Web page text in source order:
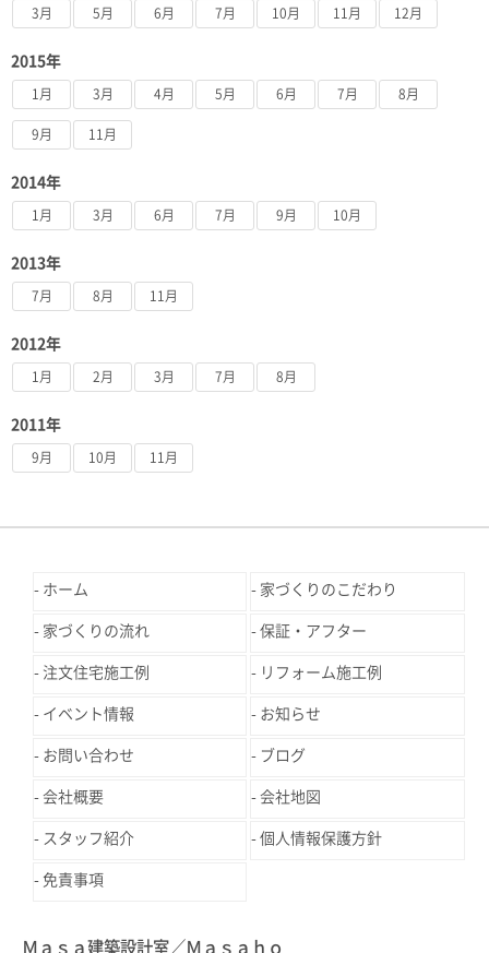
3月 5月 6月 7月 10月 11月 12月
2015年
1月 3月 4月 5月 6月 7月 8月
9月 11月
2014年
1月 3月 6月 7月 9月 10月
2013年
7月 8月 11月
2012年
1月 2月 3月 7月 8月
2011年
9月 10月 11月
ホーム 家づくりのこだわり
家づくりの流れ 保証・アフター
注文住宅施工例 リフォーム施工例
イベント情報 お知らせ
お問い合わせ ブログ
会社概要 会社地図
スタッフ紹介 個人情報保護方針
免責事項
Ｍａｓａ建築設計室／Ｍａｓａｈｏ